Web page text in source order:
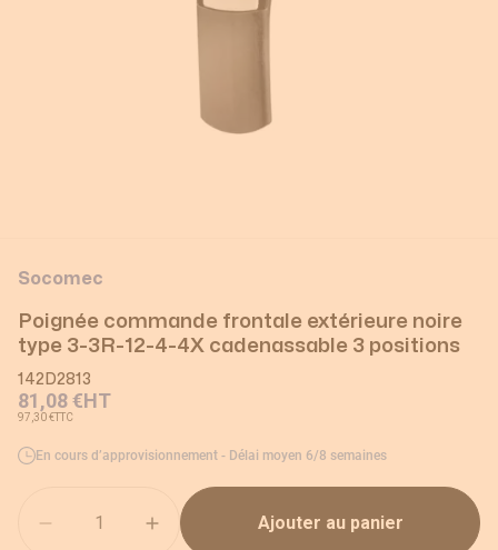
Socomec
Poignée commande frontale extérieure noire
type 3-3R-12-4-4X cadenassable 3 positions
142D2813
81,08 €HT
97,30 €TTC
En cours d’approvisionnement - Délai moyen 6/8 semaines
Ajouter au panier